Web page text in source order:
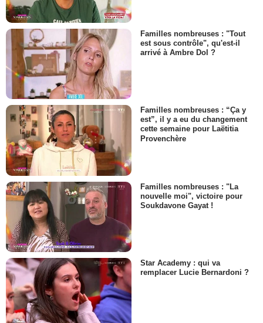
Familles nombreuses : "Tout
est sous contrôle", qu'est-il
arrivé à Ambre Dol ?
Familles nombreuses : “Ça y
est”, il y a eu du changement
cette semaine pour Laëtitia
Provenchère
Familles nombreuses : "La
nouvelle moi", victoire pour
Soukdavone Gayat !
Star Academy : qui va
remplacer Lucie Bernardoni ?